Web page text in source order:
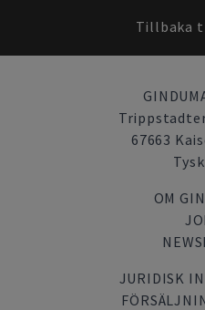
Tillbaka
67663
OM
JURIDISK